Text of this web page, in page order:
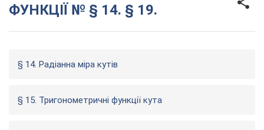
ФУНКЦІЇ № § 14. § 19.
§ 14. Радіанна міра кутів
§ 15. Тригонометричні функції кута